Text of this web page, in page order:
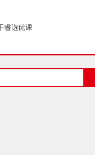
睿选优课
于我们
入我们